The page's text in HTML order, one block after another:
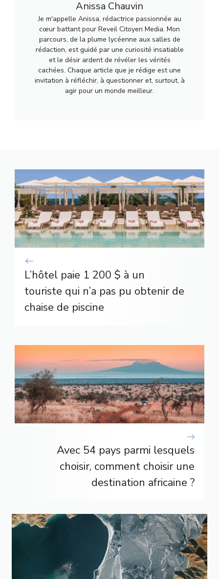
Anissa Chauvin
Je m'appelle Anissa, rédactrice passionnée au
cœur battant pour Reveil Citoyen Media. Mon
parcours, de la plume lycéenne aux salles de
rédaction, est guidé par une curiosité insatiable
et le désir ardent de révéler les vérités
cachées. Chaque article que je rédige est une
invitation à réfléchir, à questionner et, surtout, à
agir pour un monde meilleur.
L’hôtel paie 1 200 $ à un
touriste qui n’a pas pu obtenir de
chaise de piscine
Avec 54 pays parmi lesquels
choisir, comment choisir une
destination africaine ?